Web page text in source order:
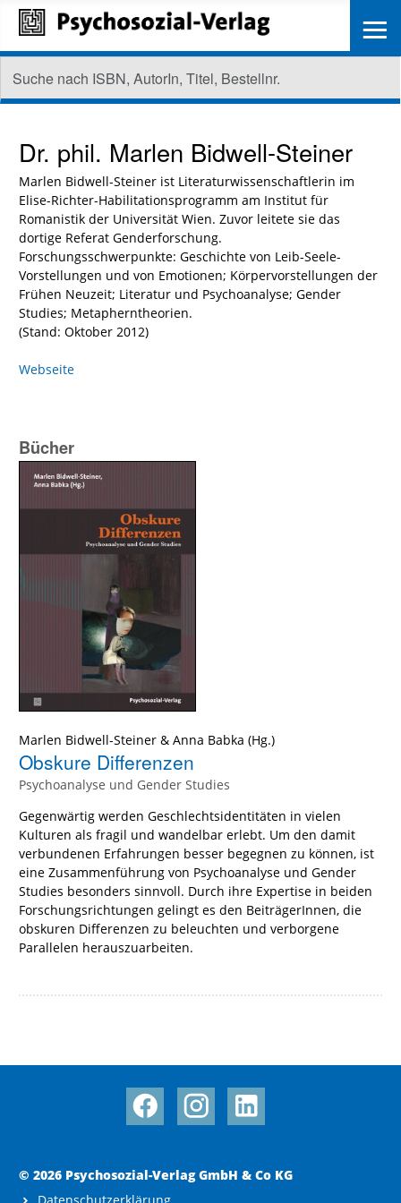
Dr. phil. Marlen Bidwell-Steiner
Marlen Bidwell-Steiner ist Literaturwissenschaftlerin im
Elise-Richter-Habilitationsprogramm am Institut für
Romanistik der Universität Wien. Zuvor leitete sie das
dortige Referat Genderforschung.
Forschungsschwerpunkte: Geschichte von Leib-Seele-
Vorstellungen und von Emotionen; Körpervorstellungen der
Frühen Neuzeit; Literatur und Psychoanalyse; Gender
Studies; Metapherntheorien.
(Stand: Oktober 2012)
Webseite
Bücher
Marlen Bidwell-Steiner & Anna Babka (Hg.)
Obskure Differenzen
Psychoanalyse und Gender Studies
Gegenwärtig werden Geschlechtsidentitäten in vielen
Kulturen als fragil und wandelbar erlebt. Um den damit
verbundenen Erfahrungen besser begegnen zu können, ist
eine Zusammenführung von Psychoanalyse und Gender
Studies besonders sinnvoll. Durch ihre Expertise in beiden
Forschungsrichtungen gelingt es den BeiträgerInnen, die
obskuren Differenzen zu beleuchten und verborgene
Parallelen herauszuarbeiten.
© 2026 Psychosozial-Verlag GmbH & Co KG
≡